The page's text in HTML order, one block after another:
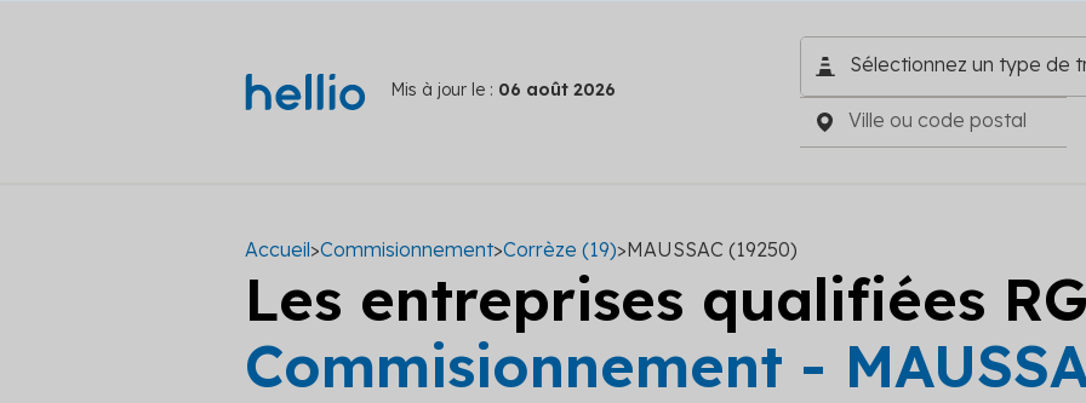
Mis à jour le : 06 août 2026
Accueil>Commisionnement>Corrèze (19)>MAUSSAC (19250)
Les entreprises qualifiées
Commisionnement -